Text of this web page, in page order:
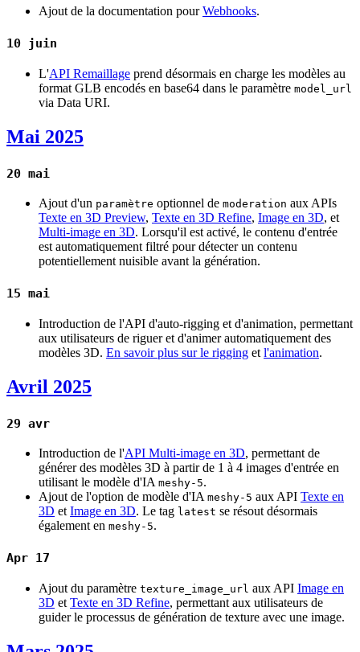
Ajout de la documentation pourWebhooks.
10 juin
L'API Remaillage prend désormais en charge les modèles au
format GLB encodés en base64 dans le paramètre model_url
via Data URI.
Mai 2025
20 mai
Ajout d'un paramètre optionnel de moderation aux APIs
Texte en 3D Preview, Texte en 3D Refine, Image en 3D, et
Multi-image en 3D. Lorsqu'il est activé, le contenu d'entrée
est automatiquement filtré pour détecter un contenu
potentiellement nuisible avant la génération.
15 mai
Introduction de l'API d'auto-rigging et d'animation, permettant
aux utilisateurs de riguer et d'animer automatiquement des
modèles 3D. En savoir plus sur le rigging et l'animation.
Avril 2025
29 avr
Introduction de l'API Multi-image en 3D, permettant de
générer des modèles 3D à partir de 1 à 4 images d'entrée en
utilisant le modèle d'IA meshy-5.
Ajout de l'option de modèle d'IA meshy-5 aux API Texte en
3D et Image en 3D. Le tag latest se résout désormais
également en meshy-5.
Apr 17
Ajout du paramètre texture_image_url aux API Image en
3D et Texte en 3D Refine, permettant aux utilisateurs de
guider le processus de génération de texture avec une image.